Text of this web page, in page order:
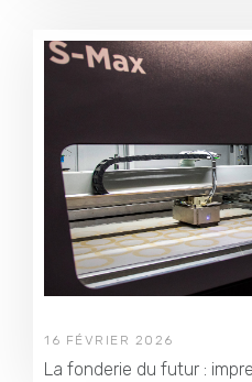
16 FÉVRIER 2026
La fonderie du futur :